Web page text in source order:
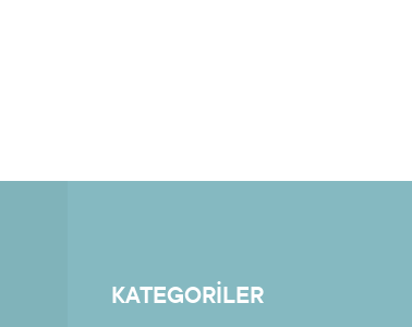
KATEGORİLER